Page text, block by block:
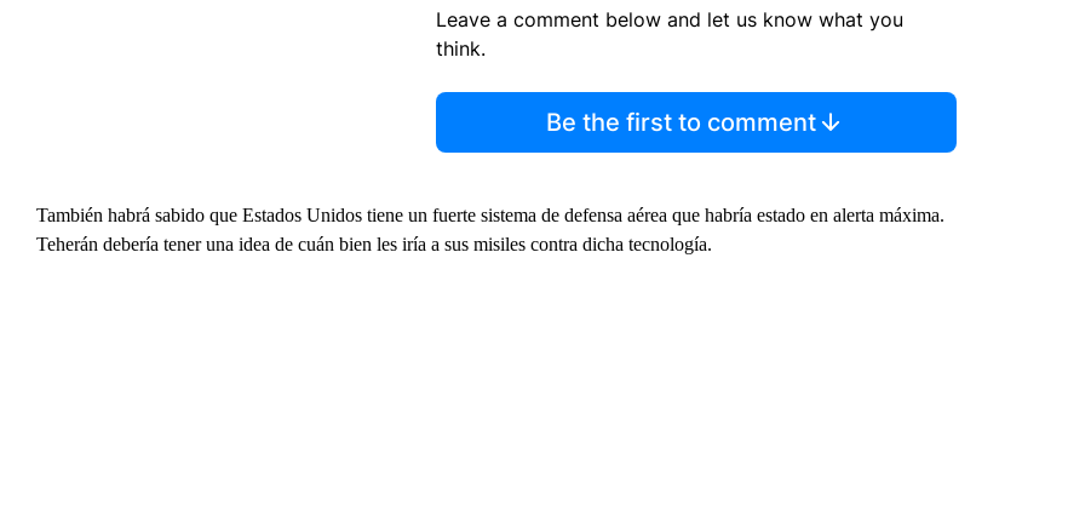
Leave a comment below and let us know what you
think.
Be the first to comment
También habrá sabido que Estados Unidos tiene un fuerte sistema de defensa aérea que habría estado en alerta máxima.
Teherán debería tener una idea de cuán bien les iría a sus misiles contra dicha tecnología.